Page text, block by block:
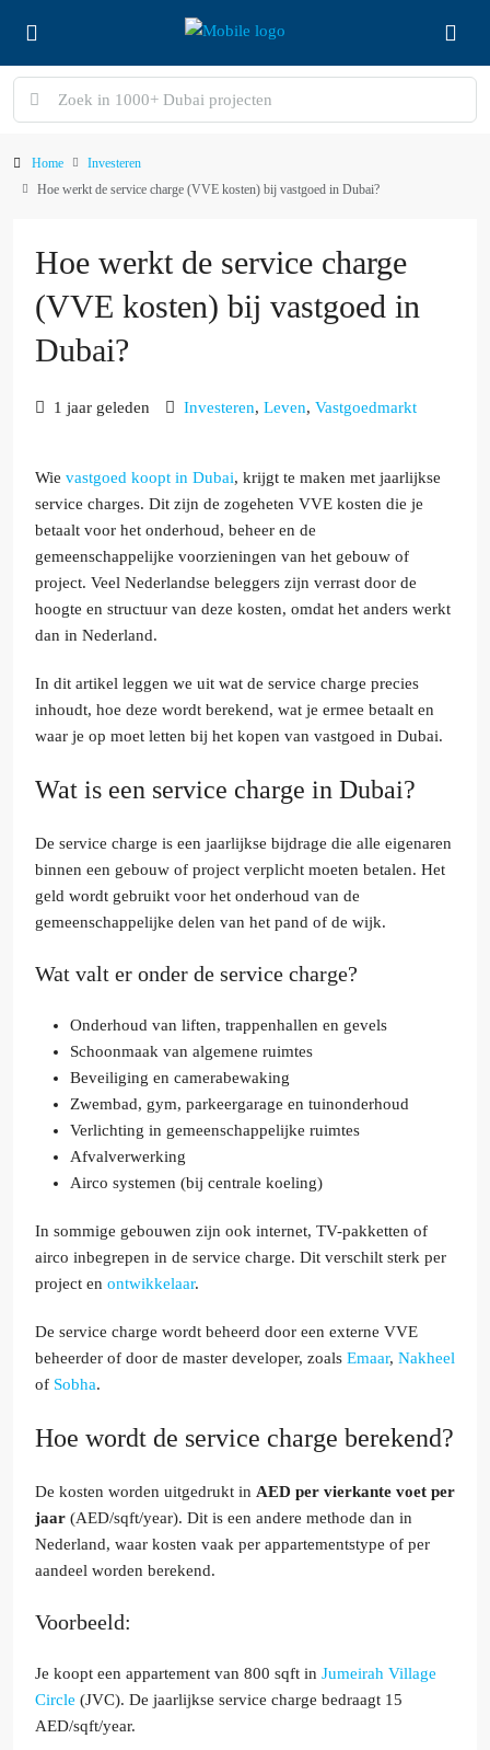
Home
Investeren
Hoe werkt de service charge (VVE kosten) bij vastgoed in Dubai?
Hoe werkt de service charge
(VVE kosten) bij vastgoed in
Dubai?
1 jaar geleden Investeren, Leven, Vastgoedmarkt
Wie vastgoed koopt in Dubai, krijgt te maken met jaarlijkse
service charges. Dit zijn de zogeheten VVE kosten die je
betaalt voor het onderhoud, beheer en de
gemeenschappelijke voorzieningen van het gebouw of
project. Veel Nederlandse beleggers zijn verrast door de
hoogte en structuur van deze kosten, omdat het anders werkt
dan in Nederland.
In dit artikel leggen we uit wat de service charge precies
inhoudt, hoe deze wordt berekend, wat je ermee betaalt en
waar je op moet letten bij het kopen van vastgoed in Dubai.
Wat is een service charge in Dubai?
De service charge is een jaarlijkse bijdrage die alle eigenaren
binnen een gebouw of project verplicht moeten betalen. Het
geld wordt gebruikt voor het onderhoud van de
gemeenschappelijke delen van het pand of de wijk.
Wat valt er onder de service charge?
Onderhoud van liften, trappenhallen en gevels
Schoonmaak van algemene ruimtes
Beveiliging en camerabewaking
Zwembad, gym, parkeergarage en tuinonderhoud
Verlichting in gemeenschappelijke ruimtes
Afvalverwerking
Airco systemen (bij centrale koeling)
In sommige gebouwen zijn ook internet, TV-pakketten of
airco inbegrepen in de service charge. Dit verschilt sterk per
project en ontwikkelaar.
De service charge wordt beheerd door een externe VVE
beheerder of door de master developer, zoals Emaar, Nakheel
of Sobha.
Hoe wordt de service charge berekend?
De kosten worden uitgedrukt in AED per vierkante voet per
jaar (AED/sqft/year). Dit is een andere methode dan in
Nederland, waar kosten vaak per appartementstype of per
aandeel worden berekend.
Voorbeeld:
Je koopt een appartement van 800 sqft in Jumeirah Village
Circle (JVC). De jaarlijkse service charge bedraagt 15
AED/sqft/year.